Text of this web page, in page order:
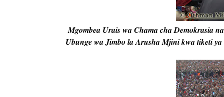
Mgombea Urais wa Chama cha Demokrasia
Ubunge wa Jimbo la Arusha Mjini kwa tiketi